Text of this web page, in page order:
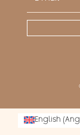
English (